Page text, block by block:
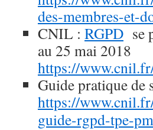
des-membres-et-
CNIL : RGPD se
au 25 mai 2018
https://
Guide pratique de
https://
guide-rgpd-tpe-